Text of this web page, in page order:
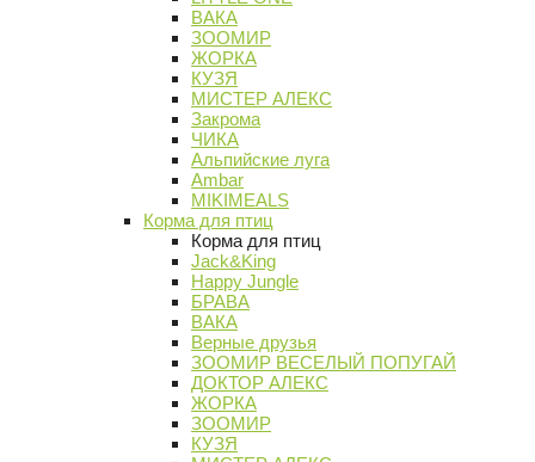
ВАКА
ЗООМИР
ЖОРКА
КУЗЯ
МИСТЕР АЛЕКС
Закрома
ЧИКА
Альпийские луга
Ambar
MIKIMEALS
Корма для птиц
Корма для птиц
Jack&King
Happy Jungle
БРАВА
ВАКА
Верные друзья
ЗООМИР ВЕСЕЛЫЙ ПОПУГАЙ
ДОКТОР АЛЕКС
ЖОРКА
ЗООМИР
КУЗЯ